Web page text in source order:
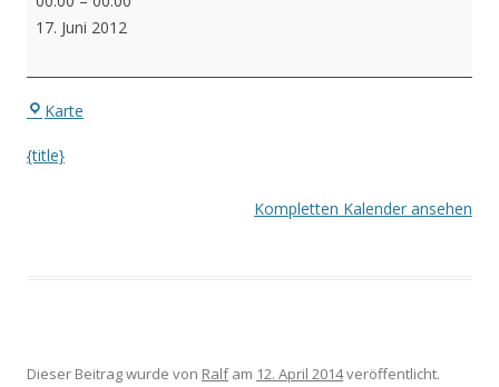
Radmarathon
17. Juni 2012
Karte
{title}
Kompletten Kalender ansehen
Dieser Beitrag wurde von Ralfam 12. April 2014veröffentlicht.